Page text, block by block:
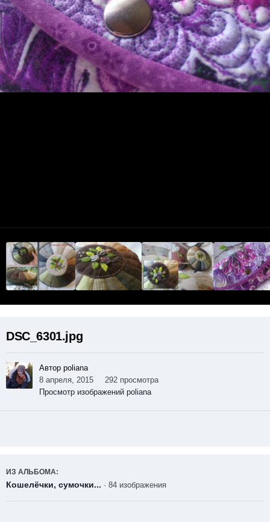
DSC_6301.jpg
Автор poliana
8 апреля, 2015
292 просмотра
Просмотр изображений poliana
ИЗ АЛЬБОМА:
Кошелёчки, сумочки... · 84 изображения